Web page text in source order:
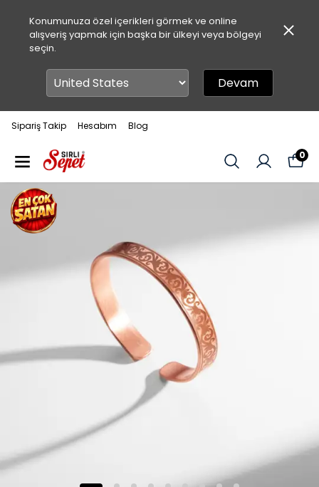
Konumunuza özel içerikleri görmek ve online
alışveriş yapmak için başka bir ülkeyi veya bölgeyi
seçin.
Devam
Sipariş Takip Hesabım Blog
0